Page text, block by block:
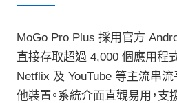
MoGo Pro Plus 採用官方
直接存取超過 4,000 個應用程
Netflix 及 YouTube 等主流串流
他裝置。系統介面直觀易用，